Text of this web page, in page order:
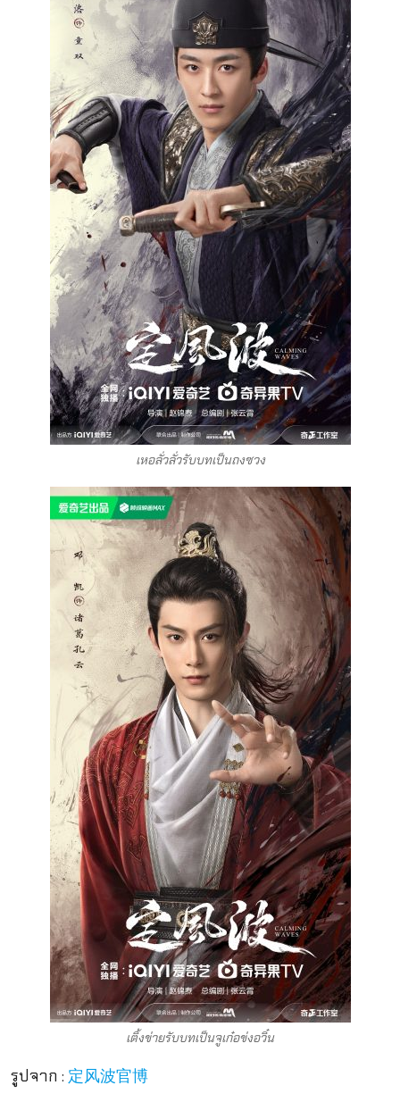
เหอลั่วลั่วรับบทเป็นถงซวง
เติ้งข่ายรับบทเป็นจูเก๋อข่งอวิ๋น
รูปจาก : 定风波官博